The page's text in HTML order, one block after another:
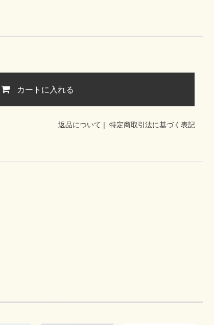
カートに入れる
返品について | 特定商取引法に基づく表記